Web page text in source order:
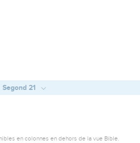
Segond 21
en colonnes en dehors de la vue Bible.